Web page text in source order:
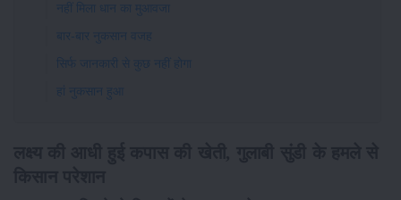
नहीं मिला धान का मुआवजा
बार-बार नुकसान वजह
सिर्फ जानकारी से कुछ नहीं होगा
हां नुकसान हुआ